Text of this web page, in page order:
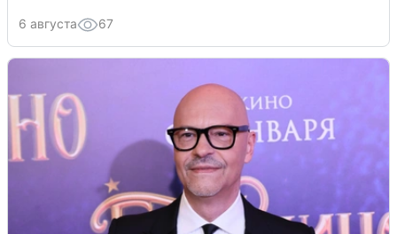
6 августа 67